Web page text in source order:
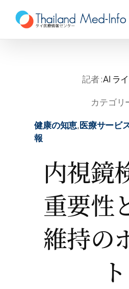
content
記者 :AI ラ
カテゴリ
健康の知恵,医療サービ
報
内視鏡
重要性
維持の
ト